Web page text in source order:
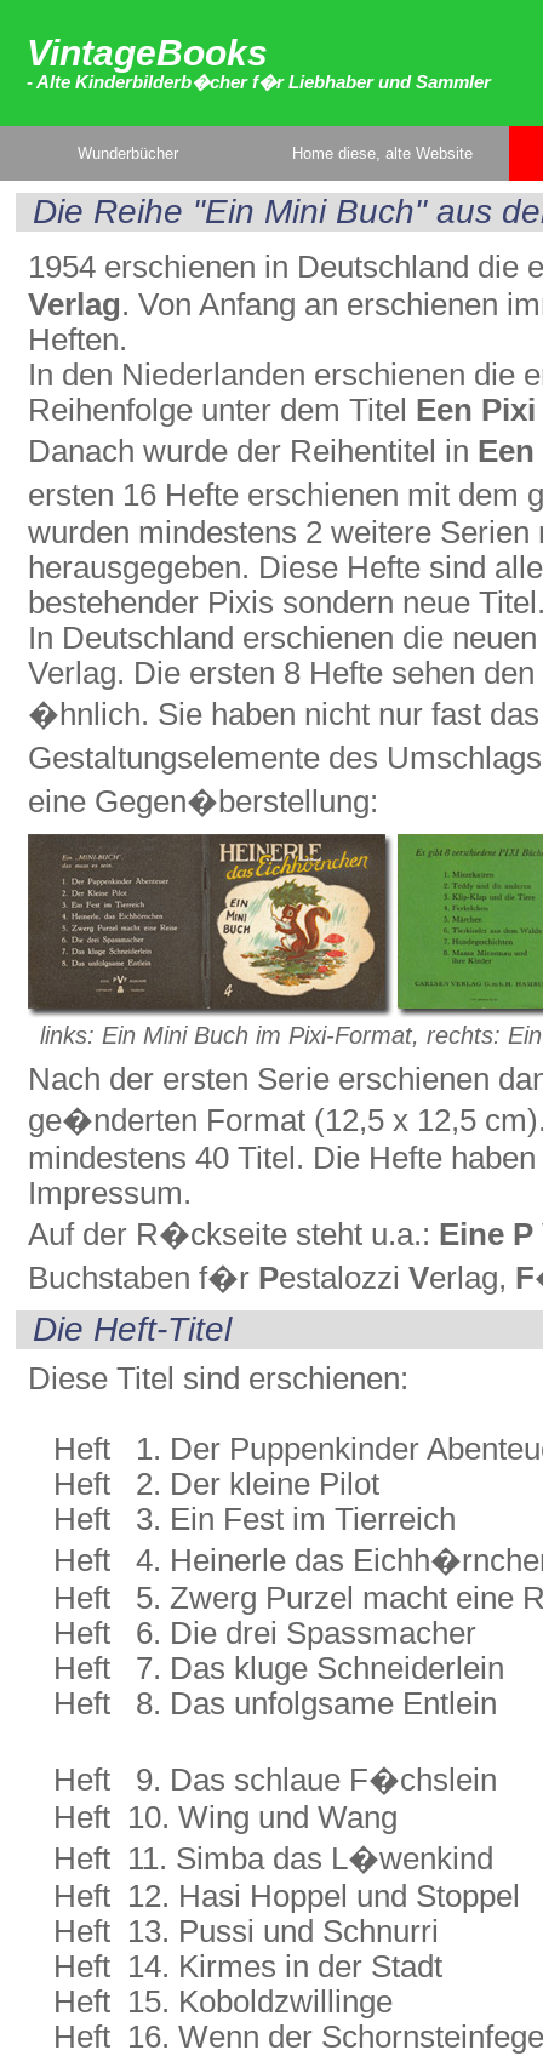
VintageBooks
- Alte Kinderbilderb�cher f�r Liebhaber und Sammler
Wunderbücher Home diese, alte Website
Die Reihe "Ein Mini Buch" aus
1954 erschienen in Deutschland die
Verlag. Von Anfang an erschienen
Heften.
In den Niederlanden erschienen die
Reihenfolge unter dem Titel Een
Danach wurde der Reihentitel in
ersten 16 Hefte erschienen mit
wurden mindestens 2 weitere
herausgegeben. Diese Hefte sind
bestehender Pixis sondern neue
In Deutschland erschienen die
Verlag. Die ersten 8 Hefte sehen
�hnlich. Sie haben nicht nur fast
Gestaltungselemente des
eine Gegen�berstellung:
links: Ein Mini Buch im Pixi-Format, rechts:
Nach der ersten Serie erschienen
ge�nderten Format (12,5 x 12,5
mindestens 40 Titel. Die Hefte
Impressum.
Auf der R�ckseite steht u.a.: Eine P
Buchstaben f�r PestalozziVerlag, F
Die Heft-Titel
Diese Titel sind erschienen:
Heft 1. Der Puppenkinder
Heft 2. Der kleine Pilot
Heft 3. Ein Fest im Tierreich
Heft 4. Heinerle das
Heft 5. Zwerg Purzel macht eine
Heft 6. Die drei Spassmacher
Heft 7. Das kluge Schneiderlein
Heft 8. Das unfolgsame Entlein
Heft 9. Das schlaue F�chslein
Heft 10. Wing und Wang
Heft 11. Simba das L�wenkind
Heft 12. Hasi Hoppel und Stoppel
Heft 13. Pussi und Schnurri
Heft 14. Kirmes in der Stadt
Heft 15. Koboldzwillinge
Heft 16. Wenn der